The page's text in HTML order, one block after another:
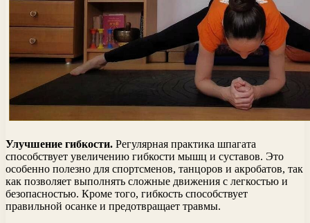
Улучшение гибкости. Регулярная практика шпагата
способствует увеличению гибкости мышц и суставов. Это
особенно полезно для спортсменов, танцоров и акробатов, так
как позволяет выполнять сложные движения с легкостью и
безопасностью. Кроме того, гибкость способствует
правильной осанке и предотвращает травмы.